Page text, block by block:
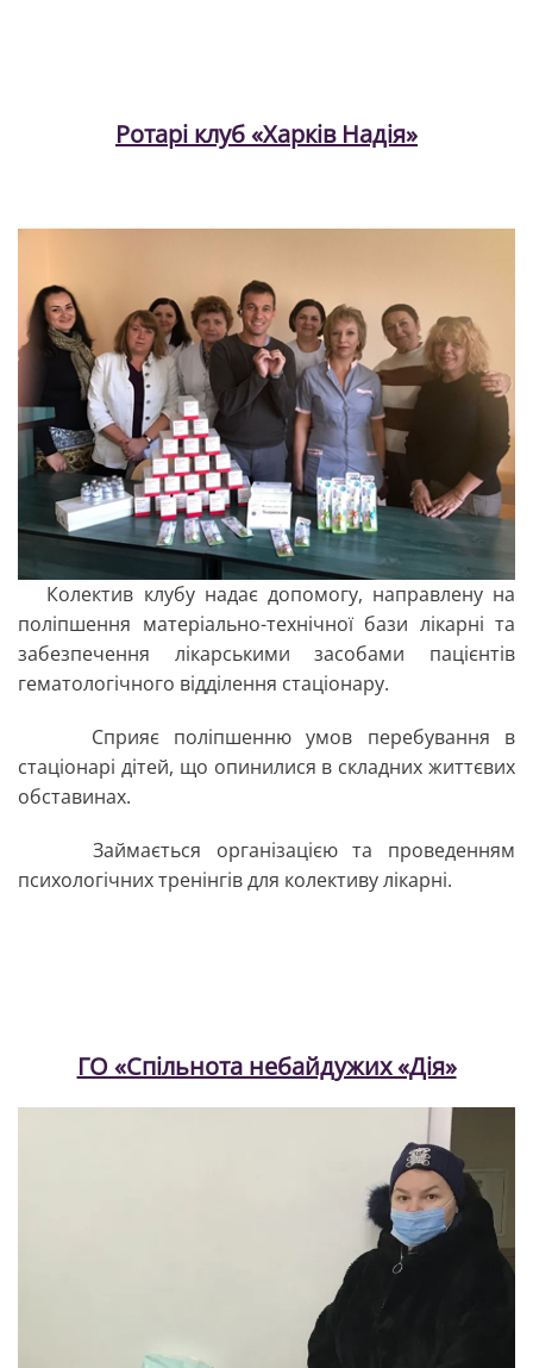
Ротарі клуб «Харків Надія»
Колектив клубу надає допомогу, направлену на
поліпшення матеріально-технічної бази лікарні та
забезпечення лікарськими засобами пацієнтів
гематологічного відділення стаціонару.
Сприяє поліпшенню умов перебування в
стаціонарі дітей, що опинилися в складних життєвих
обставинах.
Займається організацією та проведенням
психологічних тренінгів для колективу лікарні.
ГО «Спільнота небайдужих «Дія»